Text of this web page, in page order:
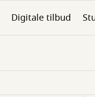
Digitale tilbud